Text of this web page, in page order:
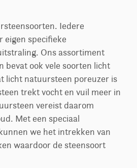
Iedere
eigen specifieke
Ons assortiment
bevat ook vele soorten licht
licht natuursteen poreuzer is
trekt vocht en vuil meer in
vereist daarom
Met een speciaal
we het intrekken van
waardoor de steensoort